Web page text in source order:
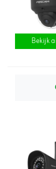
Bekijk